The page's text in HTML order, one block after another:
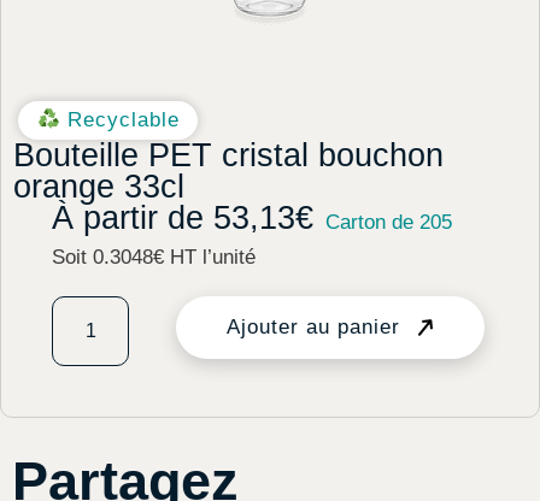
Recyclable
Bouteille PET cristal bouchon
orange 33cl
À partir de 53,13€
Soit 0.3048€ HT l’unité
Carton de 205
Ajouter au panier
Partagez